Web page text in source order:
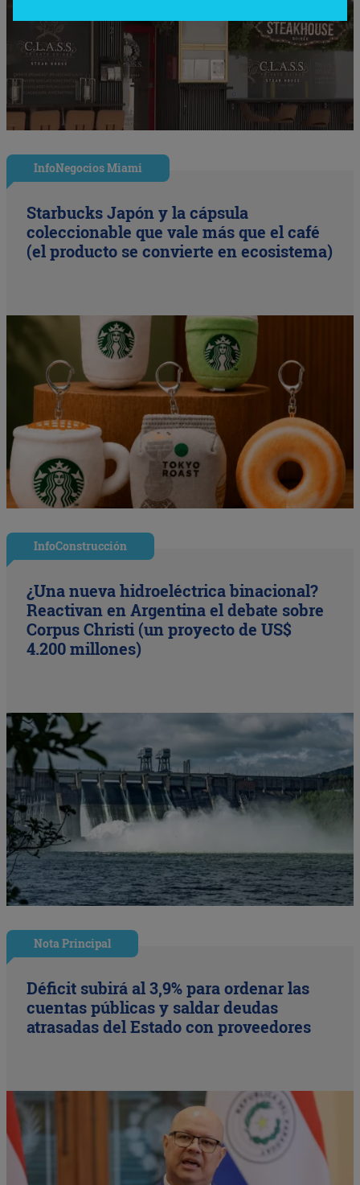
InfoNegocios Miami
Starbucks Japón y la cápsula
coleccionable que vale más que el café
(el producto se convierte en ecosistema)
InfoConstrucción
¿Una nueva hidroeléctrica binacional?
Reactivan en Argentina el debate sobre
Corpus Christi (un proyecto de US$
4.200 millones)
Nota Principal
Déficit subirá al 3,9% para ordenar las
cuentas públicas y saldar deudas
atrasadas del Estado con proveedores